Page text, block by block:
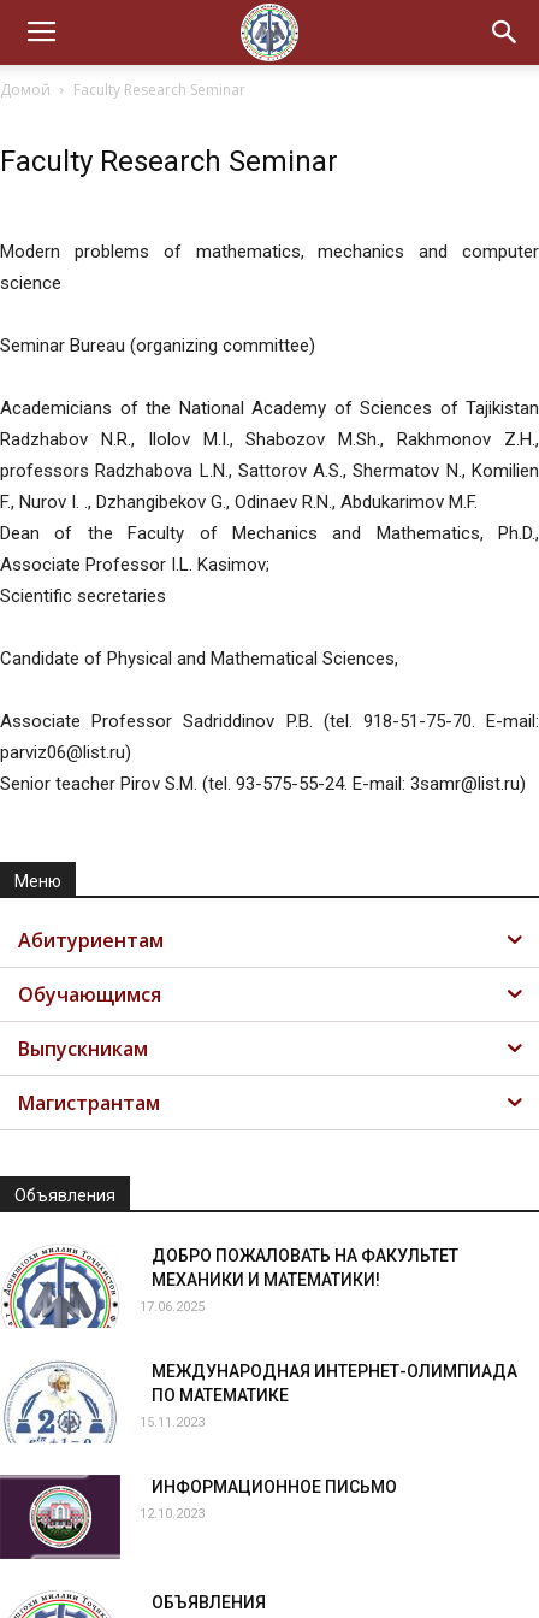
Домой Faculty Research Seminar
Faculty Research Seminar
Modern problems of mathematics, mechanics and computer
science
Seminar Bureau (organizing committee)
Academicians of the National Academy of Sciences of Tajikistan
Radzhabov N.R., Ilolov M.I., Shabozov M.Sh., Rakhmonov Z.H.,
professors Radzhabova L.N., Sattorov A.S., Shermatov N., Komilien
F., Nurov I. ., Dzhangibekov G., Odinaev R.N., Abdukarimov M.F.
Dean of the Faculty of Mechanics and Mathematics, Ph.D.,
Associate Professor I.L. Kasimov;
Scientific secretaries
Candidate of Physical and Mathematical Sciences,
Associate Professor Sadriddinov P.B. (tel. 918-51-75-70. E-mail:
parviz06@list.ru)
Senior teacher Pirov S.M. (tel. 93-575-55-24. E-mail: 3samr@list.ru)
Меню
Абитуриентам
Обучающимся
Выпускникам
Магистрантам
Объявления
ДОБРО ПОЖАЛОВАТЬ НА ФАКУЛЬТЕТ
МЕХАНИКИ И МАТЕМАТИКИ!
17.06.2025
МЕЖДУНАРОДНАЯ ИНТЕРНЕТ-ОЛИМПИАДА
ПО МАТЕМАТИКЕ
15.11.2023
ИНФОРМАЦИОННОЕ ПИСЬМО
12.10.2023
ОБЪЯВЛЕНИЯ